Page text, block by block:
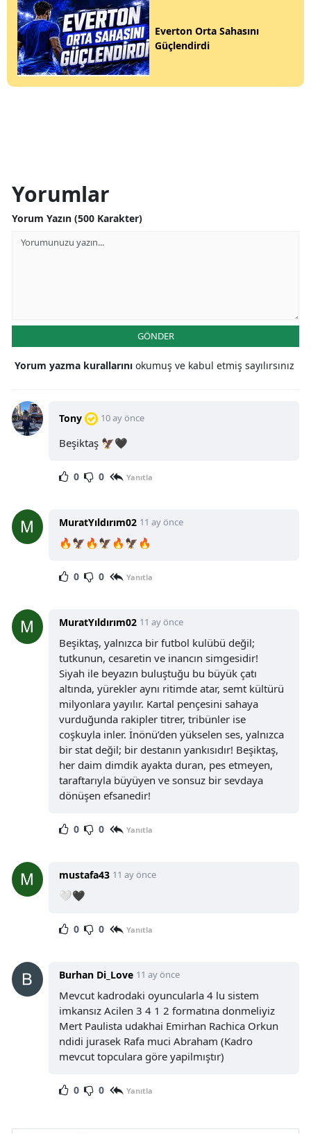
Everton Orta Sahasını
Güçlendirdi
Yorumlar
Yorum Yazın (500 Karakter)
GÖNDER
Yorum yazma kurallarını okumuş ve kabul etmiş sayılırsınız
Tony 10 ay önce
Beşiktaş 🦅🖤
0 0 Yanıtla
MuratYıldırım02 11 ay önce
🔥🦅🔥🦅🔥🦅🔥
0 0 Yanıtla
MuratYıldırım02 11 ay önce
Beşiktaş, yalnızca bir futbol kulübü değil;
tutkunun, cesaretin ve inancın simgesidir!
Siyah ile beyazın buluştuğu bu büyük çatı
altında, yürekler aynı ritimde atar, semt kültürü
milyonlara yayılır. Kartal pençesini sahaya
vurduğunda rakipler titrer, tribünler ise
coşkuyla inler. İnönü’den yükselen ses, yalnızca
bir stat değil; bir destanın yankısıdır! Beşiktaş,
her daim dimdik ayakta duran, pes etmeyen,
taraftarıyla büyüyen ve sonsuz bir sevdaya
dönüşen efsanedir!
0 0 Yanıtla
mustafa43 11 ay önce
🤍🖤
0 0 Yanıtla
Burhan Di_Love 11 ay önce
Mevcut kadrodaki oyuncularla 4 lu sistem
imkansız Acilen 3 4 1 2 formatına donmeliyiz
Mert Paulista udakhai Emirhan Rachica Orkun
ndidi jurasek Rafa muci Abraham (Kadro
mevcut topculara göre yapilmıştır)
0 0 Yanıtla